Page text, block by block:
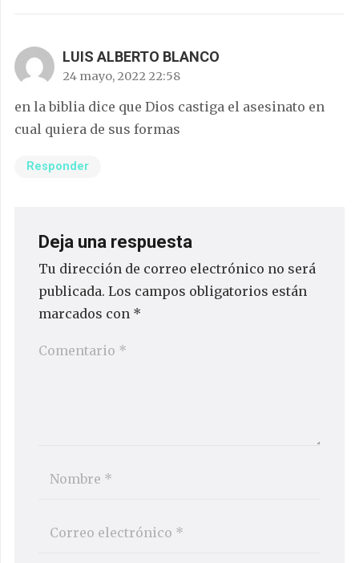
LUIS ALBERTO BLANCO
24 mayo, 2022 22:58
en la biblia dice que Dios castiga el asesinato en
cual quiera de sus formas
Responder
Deja una respuesta
Tu dirección de correo electrónico no será
publicada. Los campos obligatorios están
marcados con *